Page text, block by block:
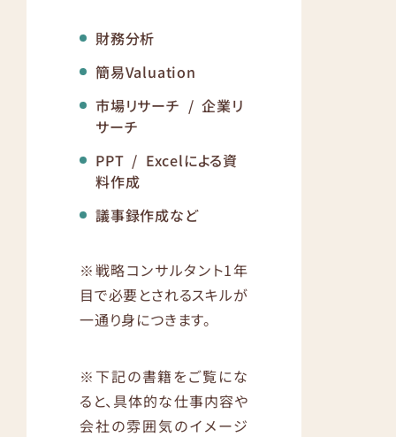
財務分析
簡易Valuation
市場リサーチ / 企業リ
サーチ
PPT / Excelによる資
料作成
議事録作成など
※戦略コンサルタント1年
目で必要とされるスキルが
一通り身につきます。
※下記の書籍をご覧にな
ると、具体的な仕事内容や
会社の雰囲気のイメージ